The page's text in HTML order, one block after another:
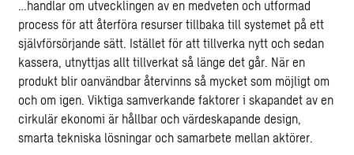
…handlar om utvecklingen av en medveten och utformad
process för att återföra resurser tillbaka till systemet på ett
självförsörjande sätt. Istället för att tillverka nytt och sedan
kassera, utnyttjas allt tillverkat så länge det går. När en
produkt blir oanvändbar återvinns så mycket som möjligt om
och om igen. Viktiga samverkande faktorer i skapandet av en
cirkulär ekonomi är hållbar och värdeskapande design,
smarta tekniska lösningar och samarbete mellan aktörer.